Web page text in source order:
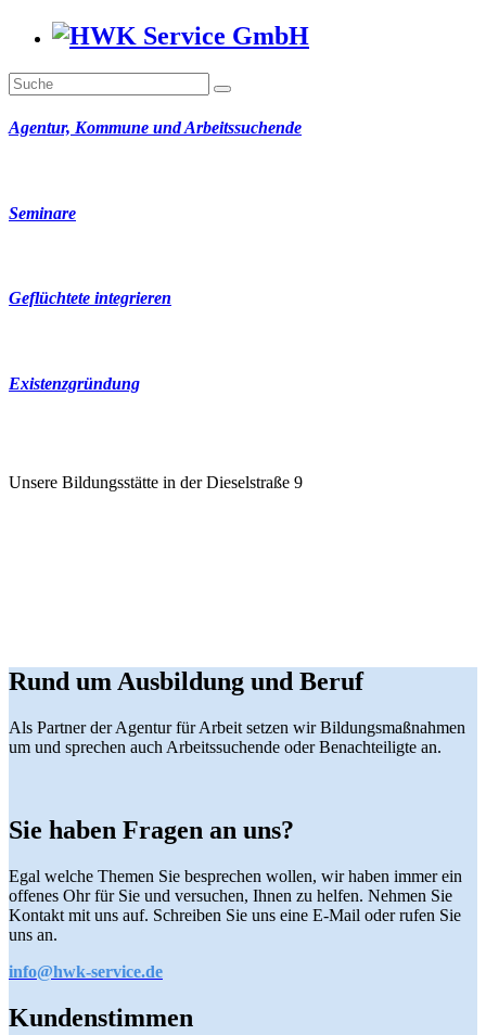
Agentur, Kommune und Arbeitssuchende
Seminare
Geflüchtete integrieren
Existenzgründung
Unsere Bildungsstätte in der Dieselstraße 9
Rund um Ausbildung und Beruf
Als Partner der Agentur für Arbeit setzen wir Bildungsmaßnahmen
um und sprechen auch Arbeitssuchende oder Benachteiligte an.
Sie haben Fragen an uns?
Egal welche Themen Sie besprechen wollen, wir haben immer ein
offenes Ohr für Sie und versuchen, Ihnen zu helfen. Nehmen Sie
Kontakt mit uns auf. Schreiben Sie uns eine E-Mail oder rufen Sie
uns an.
info@hwk-service.de
Kundenstimmen